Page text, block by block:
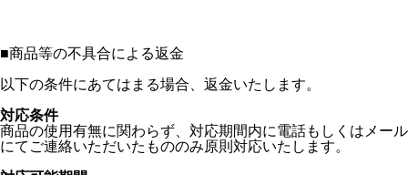
■商品等の不具合による返金
以下の条件にあてはまる場合、返金いたします。
対応条件
商品の使用有無に関わらず、対応期間内に電話もしくはメール
にてご連絡いただいたもののみ原則対応いたします。